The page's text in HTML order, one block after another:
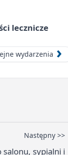
lecznicze
wydarzenia
Następny >>
salonu, sypialni i